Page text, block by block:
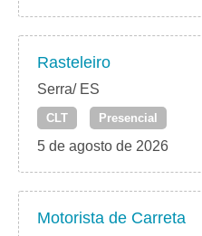
Rasteleiro
Serra/ ES
CLT Presencial
5 de agosto de 2026
Motorista de Carreta